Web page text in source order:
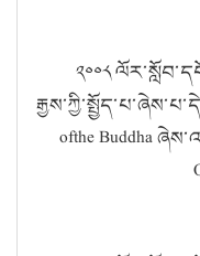
༢༠༠༨
ofthe Buddha